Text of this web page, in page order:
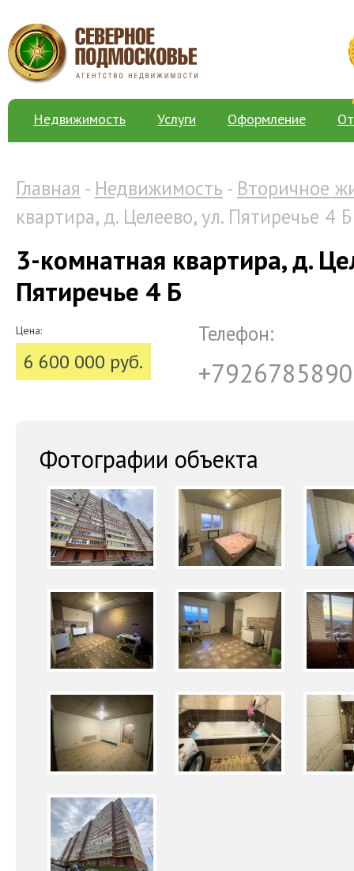
Недвижимость Услуги Оформление
Главная - Недвижимость - Вторичное
квартира, д. Целеево, ул. Пятиречье 4 Б
3-комнатная квартира, д.
Пятиречье 4 Б
Цена:
6 600 000 руб.
Телефон:
Фотографии объекта